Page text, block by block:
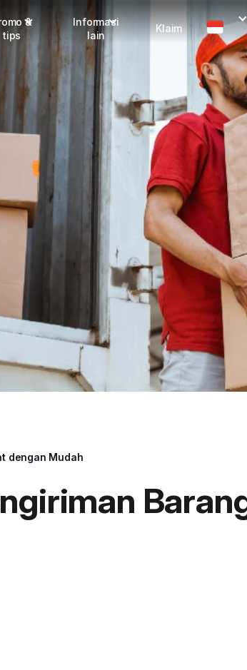
&
tips
Promo terbaru
Info mitra
Informasi
lain
Dangerous Goods
Karantina
FAQ
Tentang kami
Karir
Klaim
dengan Mudah